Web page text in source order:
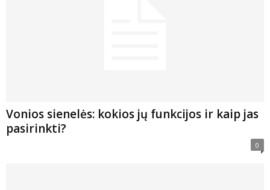
Vonios sienelės: kokios jų funkcijos ir kaip jas
pasirinkti?
0